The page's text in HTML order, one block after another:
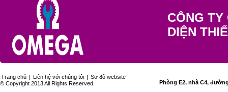
CÔNG
DIỆN
Trang chủ | Liên hệ với chúng tôi | Sơ đồ website
© Copyright 2013 All Rights Reserved.
Phòng E2, nhà C4,